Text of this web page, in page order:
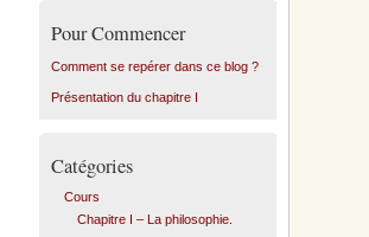
Pour Commencer
Comment se repérer dans ce blog ?
Présentation du chapitre I
Catégories
Cours
Chapitre I – La philosophie.